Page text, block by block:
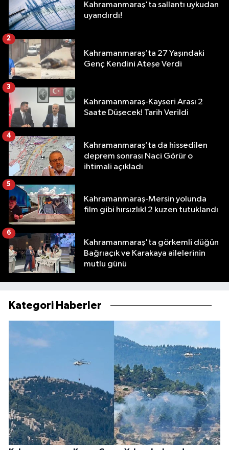
Kahramanmaraş'ta sallantı uykudan
uyandırdı!
Kahramanmaraş’ta 27 Yaşındaki
Genç Kendini Ateşe Verdi
2
Kahramanmaraş-Kayseri Arası 2
Saate Düşecek! Tarih Verildi
3
Kahramanmaraş’ta da hissedilen
deprem sonrası Naci Görür o
ihtimali açıkladı
4
Kahramanmaraş-Mersin yolunda
film gibi hırsızlık! 2 kuzen tutuklandı
5
Kahramanmaraş'ta görkemli düğün
Bağrıaçık ve Karakaya ailelerinin
mutlu günü
6
Kategori Haberler